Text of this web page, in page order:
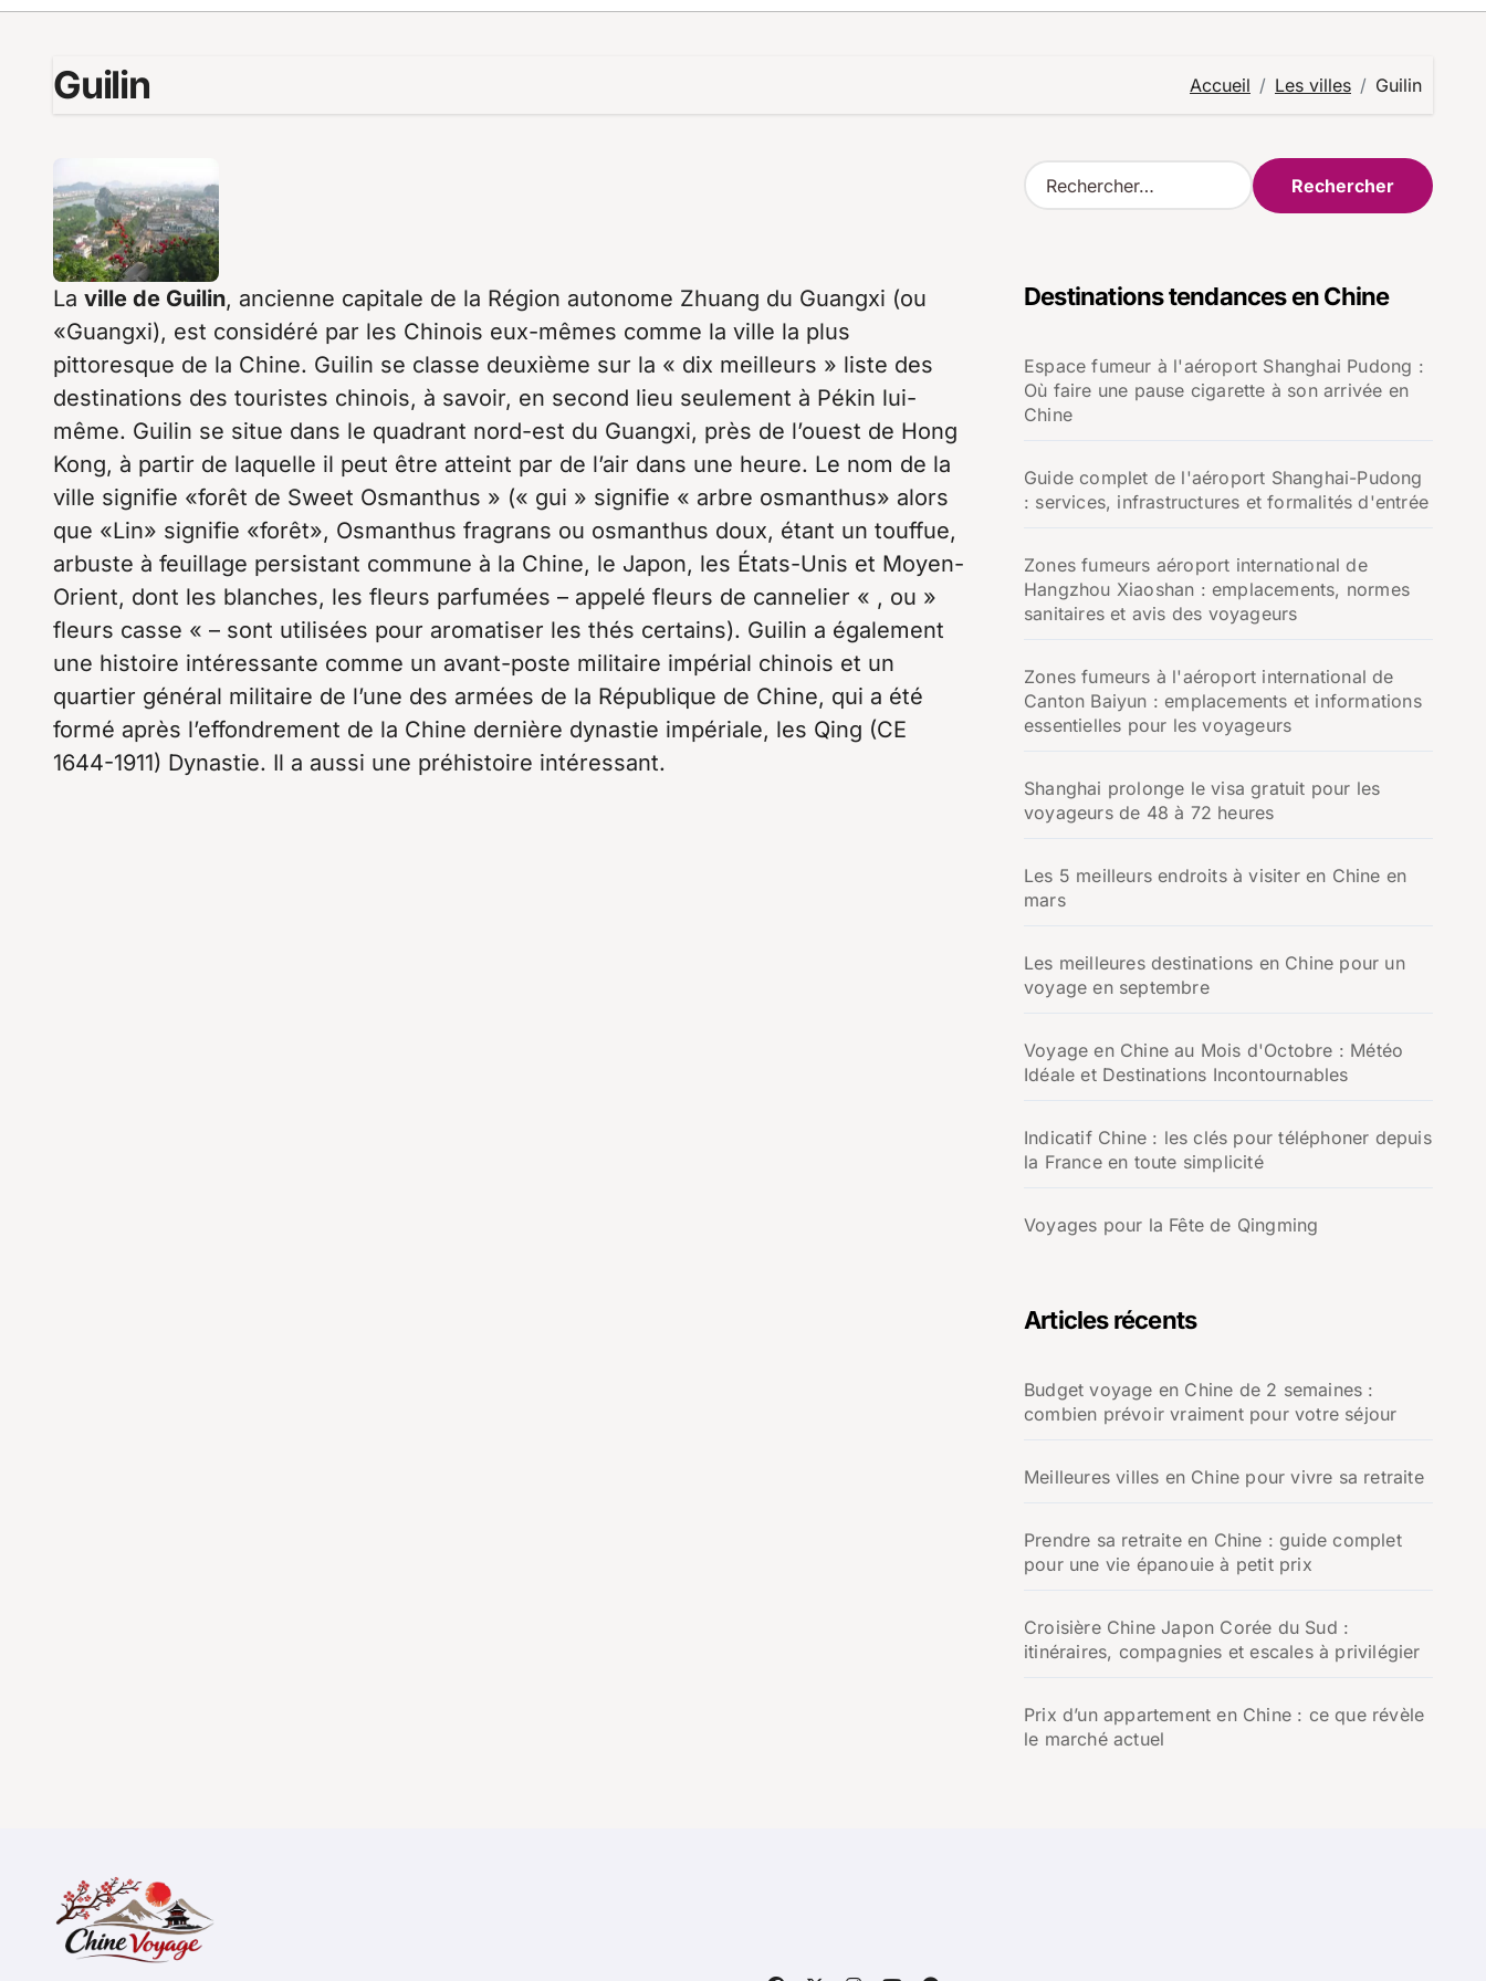
Guilin Accueil Les villes Guilin
La ville de Guilin, ancienne capitale de la Région autonome Zhuang du Guangxi (ou
«Guangxi), est considéré par les Chinois eux-mêmes comme la ville la plus
pittoresque de la Chine. Guilin se classe deuxième sur la « dix meilleurs » liste des
destinations des touristes chinois, à savoir, en second lieu seulement à Pékin lui-
même. Guilin se situe dans le quadrant nord-est du Guangxi, près de l’ouest de Hong
Kong, à partir de laquelle il peut être atteint par de l’air dans une heure. Le nom de la
ville signifie «forêt de Sweet Osmanthus » (« gui » signifie « arbre osmanthus» alors
que «Lin» signifie «forêt», Osmanthus fragrans ou osmanthus doux, étant un touffue,
arbuste à feuillage persistant commune à la Chine, le Japon, les États-Unis et Moyen-
Orient, dont les blanches, les fleurs parfumées – appelé fleurs de cannelier « , ou »
fleurs casse « – sont utilisées pour aromatiser les thés certains). Guilin a également
une histoire intéressante comme un avant-poste militaire impérial chinois et un
quartier général militaire de l’une des armées de la République de Chine, qui a été
formé après l’effondrement de la Chine dernière dynastie impériale, les Qing (CE
1644-1911) Dynastie. Il a aussi une préhistoire intéressant.
R
e
r
e
r
Destinations tendances en Chine
Espace fumeur à l'aéroport Shanghai Pudong :
Où faire une pause cigarette à son arrivée en
Chine
Guide complet de l'aéroport Shanghai-Pudong
: services, infrastructures et formalités d'entrée
Zones fumeurs aéroport international de
Hangzhou Xiaoshan : emplacements, normes
sanitaires et avis des voyageurs
Zones fumeurs à l'aéroport international de
Canton Baiyun : emplacements et informations
essentielles pour les voyageurs
Shanghai prolonge le visa gratuit pour les
voyageurs de 48 à 72 heures
Les 5 meilleurs endroits à visiter en Chine en
mars
Les meilleures destinations en Chine pour un
voyage en septembre
Voyage en Chine au Mois d'Octobre : Météo
Idéale et Destinations Incontournables
Indicatif Chine : les clés pour téléphoner depuis
la France en toute simplicité
Voyages pour la Fête de Qingming
Articles récents
Budget voyage en Chine de 2 semaines :
combien prévoir vraiment pour votre séjour
Meilleures villes en Chine pour vivre sa retraite
Prendre sa retraite en Chine : guide complet
pour une vie épanouie à petit prix
Croisière Chine Japon Corée du Sud :
itinéraires, compagnies et escales à privilégier
Prix d’un appartement en Chine : ce que révèle
le marché actuel